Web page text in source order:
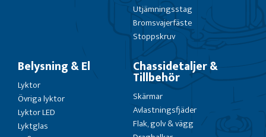
Utjämningsstag
Bromsvajerfäste
Stoppskruv
Belysning & El
Lyktor
Övriga lyktor
Lyktor LED
Lyktglas
Chassidetaljer &
Tillbehör
Skärmar
Avlastningsfjäder
Flak, golv & vägg